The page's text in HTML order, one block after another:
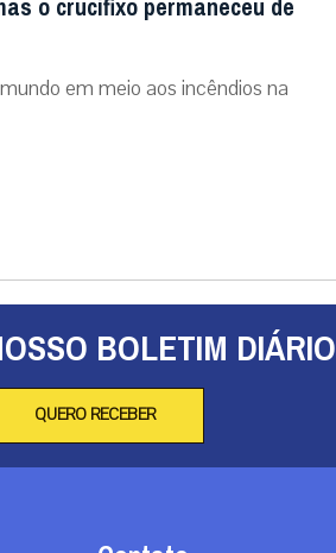
em meio aos incêndios na
BOLETIM DIÁRIO
QUERO RECEBER